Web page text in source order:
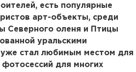
есть популярные
арт-объекты, среди
Северного оленя и Птицы
уральскими
стал любимым местом для
для многих